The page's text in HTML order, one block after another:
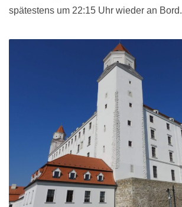
spätestens um 22:15 Uhr wieder an Bord.